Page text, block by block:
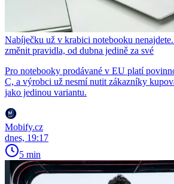
Nabíječku už v krabici notebooku
změnit pravidla, od dubna jedině za své
Pro notebooky prodávané v EU platí
C, a výrobci už nesmí nutit zákazníky
jako jedinou variantu.
Mobify.cz
dnes, 19:17
5 min